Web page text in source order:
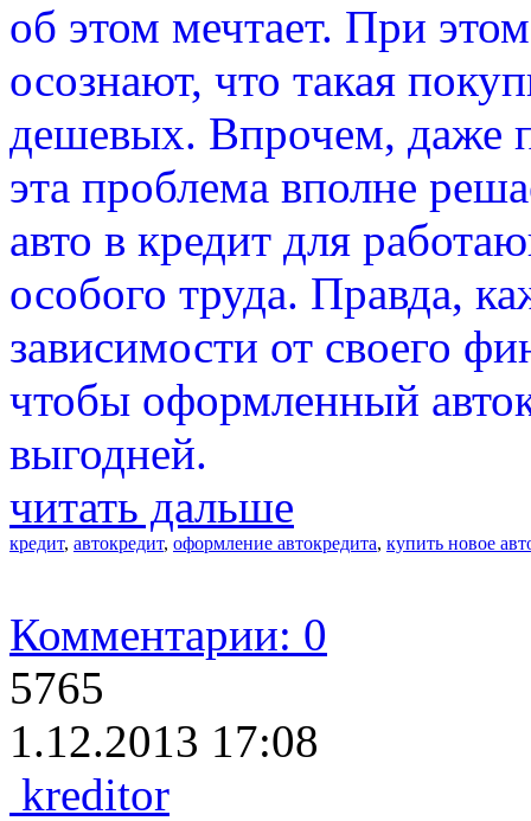
об этом мечтает. При
осознают, что такая
дешевых. Впрочем, даже
эта проблема вполне
авто в кредит для
особого труда. Правда,
зависимости от своего
чтобы оформленный
выгодней.
читать дальше
кредит, автокредит, оформление автокредита, купить новое
Комментарии: 0
5765
1.12.2013 17:08
kreditor